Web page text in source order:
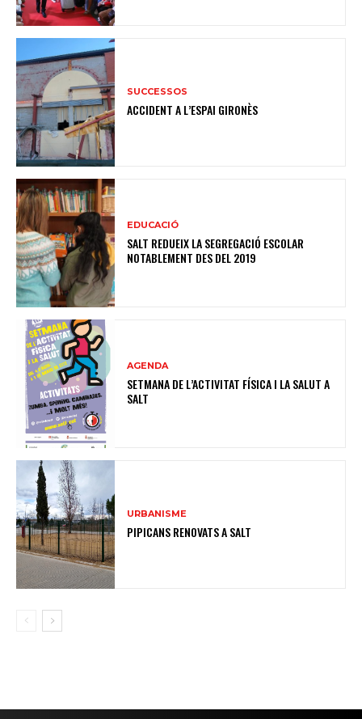
SUCCESSOS
ACCIDENT A L’ESPAI GIRONÈS
EDUCACIÓ
SALT REDUEIX LA SEGREGACIÓ ESCOLAR
NOTABLEMENT DES DEL 2019
AGENDA
SETMANA DE L’ACTIVITAT FÍSICA I LA SALUT A
SALT
URBANISME
PIPICANS RENOVATS A SALT